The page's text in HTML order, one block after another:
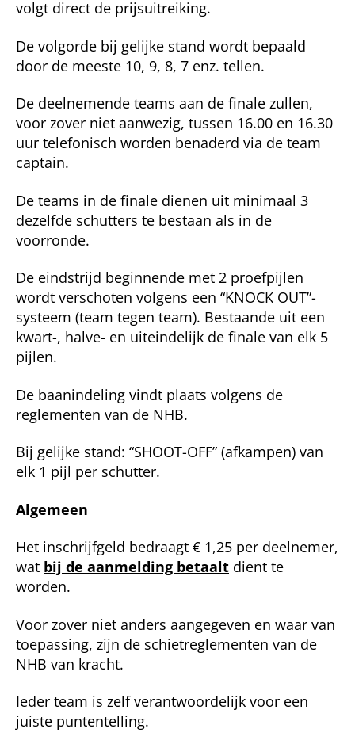
volgt direct de prijsuit­reiking.
De volgorde bij gelijke stand wordt bepaald
door de meeste 10, 9, 8, 7 enz. tellen.
De deelnemende teams aan de finale zullen,
voor zover niet aanwezig, tussen 16.00 en 16.30
uur telefonisch worden benaderd via de team
captain.
De teams in de finale dienen uit minimaal 3
dezelfde schutters te bestaan als in de
voorronde.
De eindstrijd beginnende met 2 proefpijlen
wordt verschoten volgens een “KNOCK OUT”-
systeem (team tegen team). Bestaande uit een
kwart-, halve- en uiteinde­lijk de finale van elk 5
pijlen.
De baanindeling vindt plaats volgens de
reglementen van de NHB.
Bij gelijke stand: “SHOOT-OFF” (afkampen) van
elk 1 pijl per schutter.
Algemeen
Het inschrijfgeld bedraagt € 1,25 per deelnemer,
wat bij de aanmel­ding betaalt dient te
worden.
Voor zover niet anders aangegeven en waar van
toepassing, zijn de schietreglementen van de
NHB van kracht.
Ieder team is zelf verantwoordelijk voor een
juiste puntentelling.